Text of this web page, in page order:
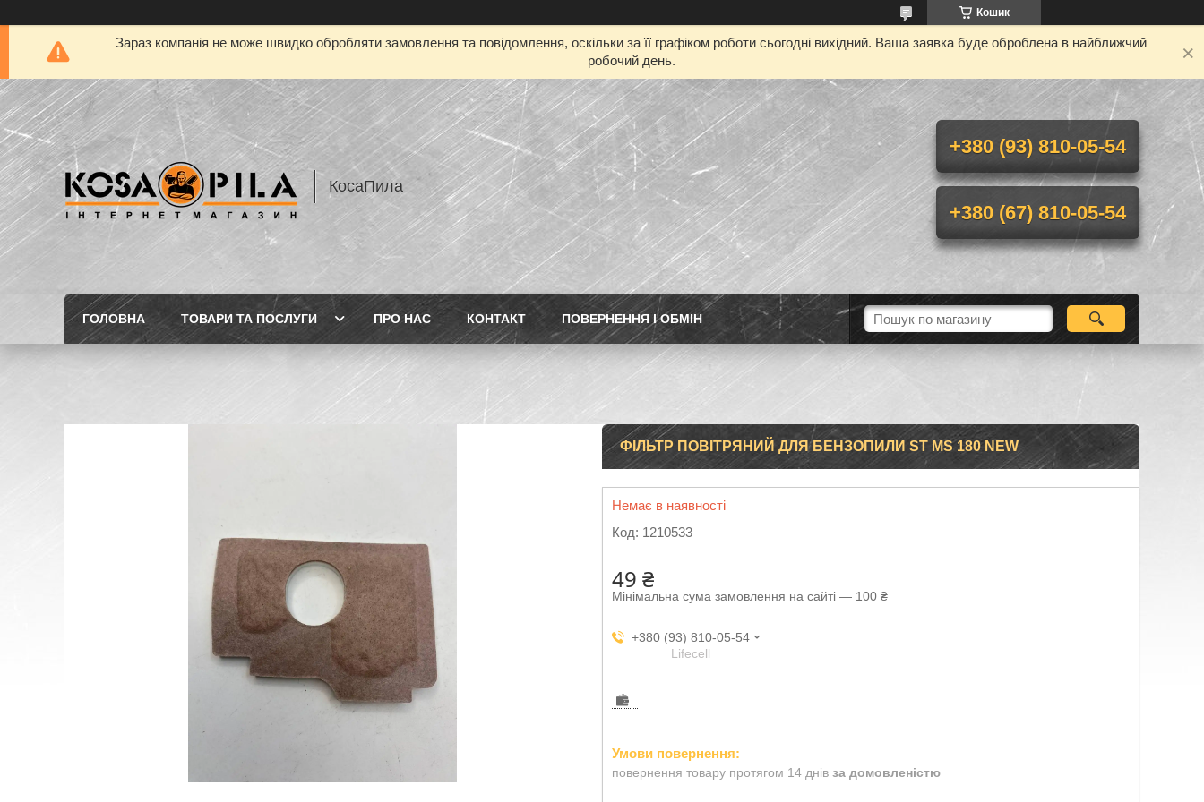
Кошик
Зараз компанія не може швидко обробляти замовлення та повідомлення, оскільки за її графіком роботи сьогодні вихідний. Ваша заявка буде оброблена в найближчий
робочий день.
КосаПила
+380 (93) 810-05-54
+380 (67) 810-05-54
ГОЛОВНА ТОВАРИ ТА ПОСЛУГИ ПРО НАС КОНТАКТ ПОВЕРНЕННЯ І ОБМІН
ФІЛЬТР ПОВІТРЯНИЙ ДЛЯ БЕНЗОПИЛИ ST MS 180 NEW
Немає в наявності
Код: 1210533
49 ₴
Мінімальна сума замовлення на сайті — 100 ₴
+380 (93) 810-05-54
Lifecell
повернення товару протягом 14 днів за домовленістю